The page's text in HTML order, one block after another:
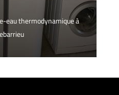
eau thermodynamique à